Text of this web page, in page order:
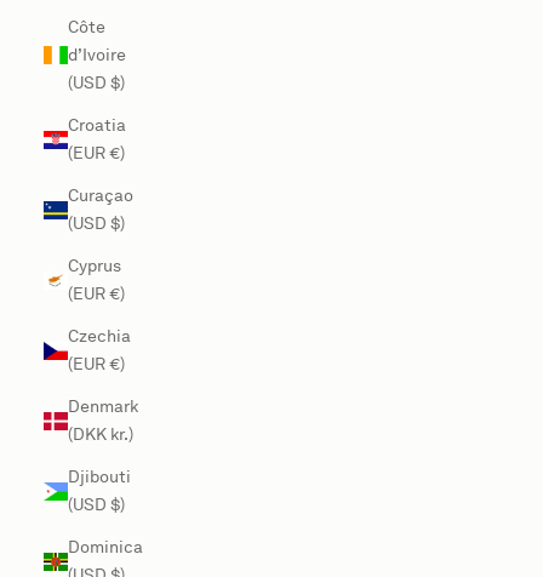
Côte
d’Ivoire
(USD $)
Croatia
(EUR €)
Curaçao
(USD $)
Cyprus
(EUR €)
Czechia
(EUR €)
Denmark
(DKK kr.)
Djibouti
(USD $)
Dominica